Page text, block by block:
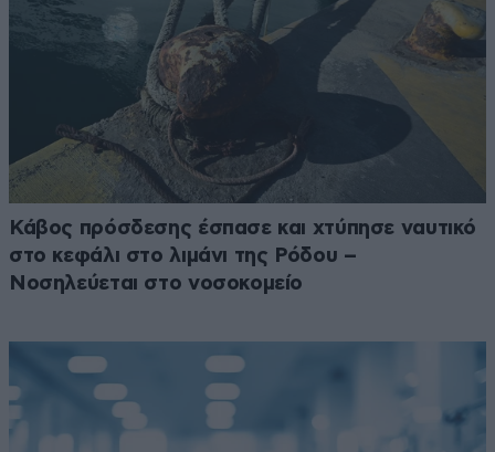
Κάβος πρόσδεσης έσπασε και χτύπησε ναυτικό
στο κεφάλι στο λιμάνι της Ρόδου –
Νοσηλεύεται στο νοσοκομείο